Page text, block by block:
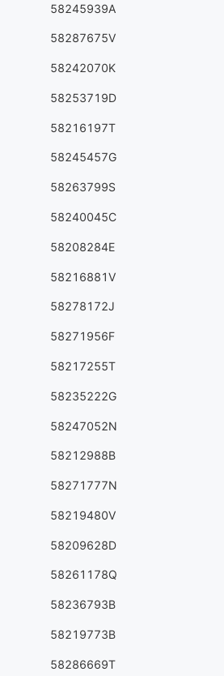
58245939A
58287675V
58242070K
58253719D
58216197T
58245457G
58263799S
58240045C
58208284E
58216881V
58278172J
58271956F
58217255T
58235222G
58247052N
58212988B
58271777N
58219480V
58209628D
58261178Q
58236793B
58219773B
58286669T